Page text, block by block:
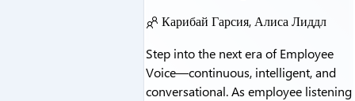
Карибай Гарсия, Алиса Лиддл
Step into the next era of Employee
Voice—continuous, intelligent, and
conversational. As employee listening